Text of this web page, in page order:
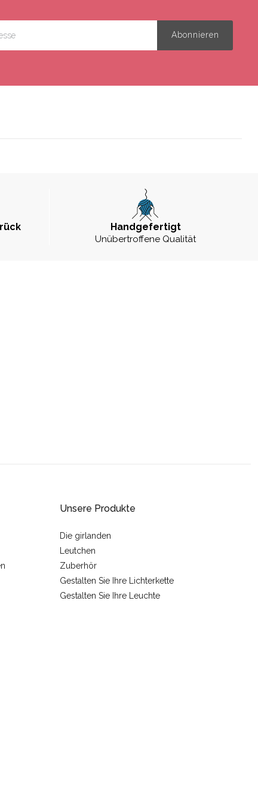
Handgefertigt
Unübertroffene Qualität
Unsere Produkte
Die girlanden
Leutchen
Zuberhör
Gestalten Sie Ihre Lichterkette
Gestalten Sie Ihre Leuchte